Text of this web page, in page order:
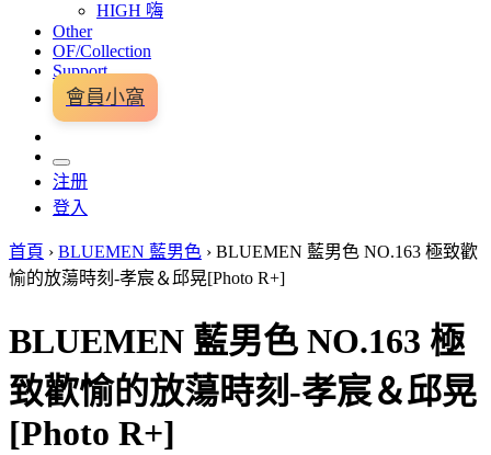
HIGH 嗨
Other
OF/Collection
Support
會員小窩
注册
登入
首頁 › BLUEMEN 藍男色 › BLUEMEN 藍男色 NO.163 極致歡
愉的放蕩時刻-孝宸＆邱晃[Photo R+]
BLUEMEN 藍男色 NO.163 極
致歡愉的放蕩時刻-孝宸＆邱晃
[Photo R+]